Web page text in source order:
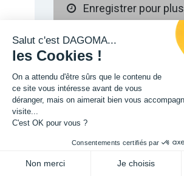
Enregistrer pour
Description
Salut c'est DAGOMA...
les Cookies !
On a attendu d'être sûrs que le contenu de
ce site vous intéresse avant de vous
déranger, mais on aimerait bien vous
visite...
C'est OK pour vous ?
Consentements certifiés par
Non merci Je choisis